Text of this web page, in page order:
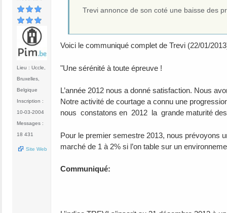
Lieu : Uccle,
Bruxelles,
Belgique
Inscription :
10-03-2004
Messages :
18 431
Site Web
Trevi annonce de son coté une baisse des
Voici le communiqué complet de Trevi (22/01/
"Une sérénité à toute épreuve !
L’année 2012 nous a donné satisfaction. Nous
Notre activité de courtage a connu une
nous constatons en 2012 la grande maturité
Pour le premier semestre 2013, nous prévoyons
marché de 1 à 2% si l’on table sur un
Communiqué: